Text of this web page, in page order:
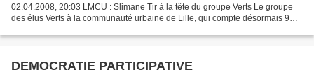
02.04.2008, 20:03 LMCU : Slimane Tir à la tête du groupe Verts Le groupe
des élus Verts à la communauté urbaine de Lille, qui compte désormais 9
DEMOCRATIE PARTICIPATIVE